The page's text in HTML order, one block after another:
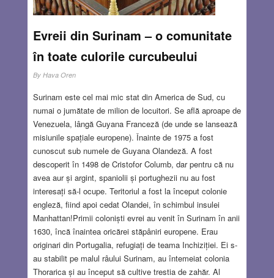
Evreii din Surinam – o comunitate
în toate culorile curcubeului
By Hava Oren
Surinam este cel mai mic stat din America de Sud, cu
numai o jumătate de milion de locuitori. Se află aproape de
Venezuela, lângă Guyana Franceză (de unde se lansează
misiunile spațiale europene). Înainte de 1975 a fost
cunoscut sub numele de Guyana Olandeză. A fost
descoperit în 1498 de Cristofor Columb, dar pentru că nu
avea aur și argint, spaniolii și portughezii nu au fost
interesați să-l ocupe. Teritoriul a fost la început colonie
engleză, fiind apoi cedat Olandei, în schimbul insulei
Manhattan!Primii coloniști evrei au venit în Surinam în anii
1630, încă înaintea oricărei stăpâniri europene. Erau
originari din Portugalia, refugiați de teama Inchiziției. Ei s-
au stabilit pe malul râului Surinam, au întemeiat colonia
Thorarica și au început să cultive trestia de zahăr. Al